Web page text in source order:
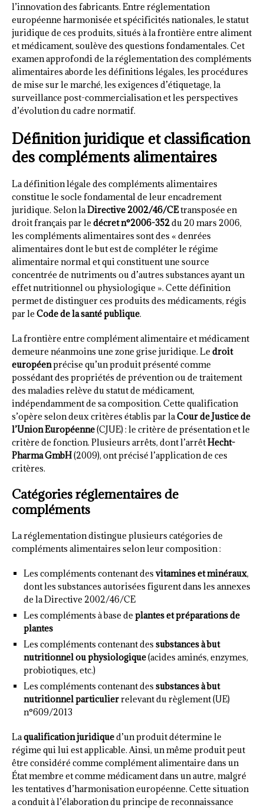
l’innovation des fabricants. Entre réglementation
européenne harmonisée et spécificités nationales, le statut
juridique de ces produits, situés à la frontière entre aliment
et médicament, soulève des questions fondamentales. Cet
examen approfondi de la réglementation des compléments
alimentaires aborde les définitions légales, les procédures
de mise sur le marché, les exigences d’étiquetage, la
surveillance post-commercialisation et les perspectives
d’évolution du cadre normatif.
Définition juridique et classification
des compléments alimentaires
La définition légale des compléments alimentaires
constitue le socle fondamental de leur encadrement
juridique. Selon laDirective 2002/46/CEtransposée en
droit français par le décret n°2006-352du 20 mars 2006,
les compléments alimentaires sont des « denrées
alimentaires dont le but est de compléter le régime
alimentaire normal et qui constituent une source
concentrée de nutriments ou d’autres substances ayant un
effet nutritionnel ou physiologique ». Cette définition
permet de distinguer ces produits des médicaments, régis
par le Code de la santé publique.
La frontière entre complément alimentaire et médicament
demeure néanmoins une zone grise juridique. Le droit
européenprécise qu’un produit présenté comme
possédant des propriétés de prévention ou de traitement
des maladies relève du statut de médicament,
indépendamment de sa composition. Cette qualification
s’opère selon deux critères établis par laCour de Justice de
l’Union Européenne(CJUE) : le critère de présentation et le
critère de fonction. Plusieurs arrêts, dont l’arrêtHecht-
Pharma GmbH(2009), ont précisé l’application de ces
critères.
Catégories réglementaires de
compléments
La réglementation distingue plusieurs catégories de
compléments alimentaires selon leur composition :
Les compléments contenant des vitamines et minéraux,
dont les substances autorisées figurent dans les annexes
de la Directive 2002/46/CE
Les compléments à base de plantes et préparations de
plantes
Les compléments contenant des substances à but
nutritionnel ou physiologique(acides aminés, enzymes,
probiotiques, etc.)
Les compléments contenant des substances à but
nutritionnel particulierrelevant du règlement (UE)
n°609/2013
Laqualification juridiqued’un produit détermine le
régime qui lui est applicable. Ainsi, un même produit peut
être considéré comme complément alimentaire dans un
État membre et comme médicament dans un autre, malgré
les tentatives d’harmonisation européenne. Cette situation
a conduit à l’élaboration du principe de reconnaissance